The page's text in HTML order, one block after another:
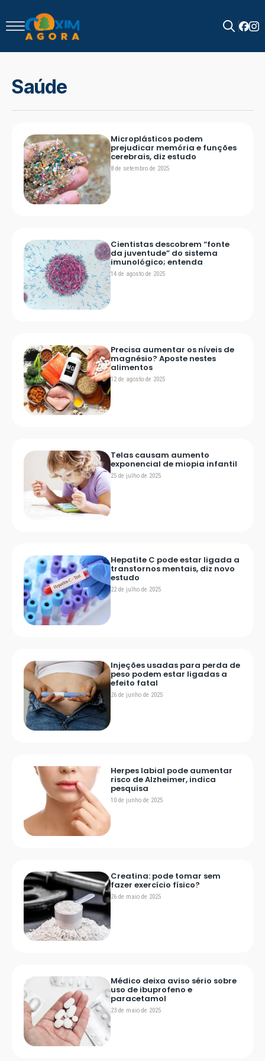
for:
Saúde
Microplásticos podem
prejudicar memória e funções
cerebrais, diz estudo
8 de setembro de 2025
Cientistas descobrem “fonte
da juventude” do sistema
imunológico; entenda
14 de agosto de 2025
Precisa aumentar os níveis de
magnésio? Aposte nestes
alimentos
12 de agosto de 2025
Telas causam aumento
exponencial de miopia infantil
25 de julho de 2025
Hepatite C pode estar ligada a
transtornos mentais, diz novo
estudo
22 de julho de 2025
Injeções usadas para perda de
peso podem estar ligadas a
efeito fatal
26 de junho de 2025
Herpes labial pode aumentar
risco de Alzheimer, indica
pesquisa
10 de junho de 2025
Creatina: pode tomar sem
fazer exercício físico?
26 de maio de 2025
Médico deixa aviso sério sobre
uso de ibuprofeno e
paracetamol
23 de maio de 2025